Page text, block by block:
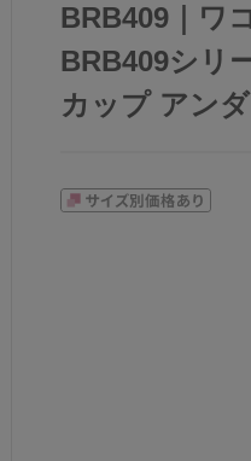
BRB409｜ワ
BRB409シリ
カップ アン